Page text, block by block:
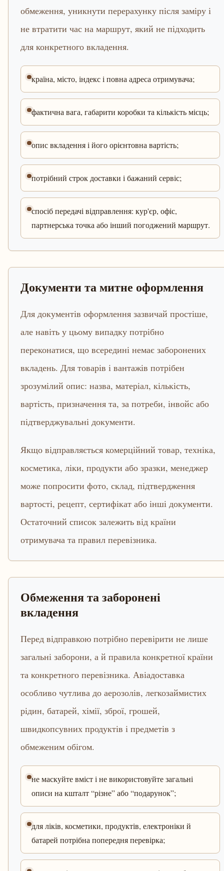
обмеження, уникнути перерахунку після заміру і
не втратити час на маршрут, який не підходить
для конкретного вкладення.
країна, місто, індекс і повна адреса отримувача;
фактична вага, габарити коробки та кількість місць;
опис вкладення і його орієнтовна вартість;
потрібний строк доставки і бажаний сервіс;
спосіб передачі відправлення: кур'єр, офіс,
партнерська точка або інший погоджений маршрут.
Документи та митне оформлення
Для документів оформлення зазвичай простіше,
але навіть у цьому випадку потрібно
переконатися, що всередині немає заборонених
вкладень. Для товарів і вантажів потрібен
зрозумілий опис: назва, матеріал, кількість,
вартість, призначення та, за потреби, інвойс або
підтверджувальні документи.
Якщо відправляється комерційний товар, техніка,
косметика, ліки, продукти або зразки, менеджер
може попросити фото, склад, підтвердження
вартості, рецепт, сертифікат або інші документи.
Остаточний список залежить від країни
отримувача та правил перевізника.
Обмеження та заборонені
вкладення
Перед відправкою потрібно перевірити не лише
загальні заборони, а й правила конкретної країни
та конкретного перевізника. Авіадоставка
особливо чутлива до аерозолів, легкозаймистих
рідин, батарей, хімії, зброї, грошей,
швидкопсувних продуктів і предметів з
обмеженим обігом.
не маскуйте вміст і не використовуйте загальні
описи на кшталт “різне” або “подарунок”;
для ліків, косметики, продуктів, електроніки й
батарей потрібна попередня перевірка;